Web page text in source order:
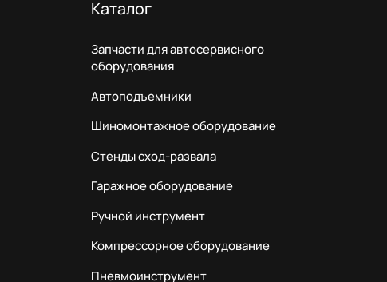
Каталог
Запчасти для автосервисного
оборудования
Автоподъемники
Шиномонтажное оборудование
Стенды сход-развала
Гаражное оборудование
Ручной инструмент
Компрессорное оборудование
Пневмоинструмент